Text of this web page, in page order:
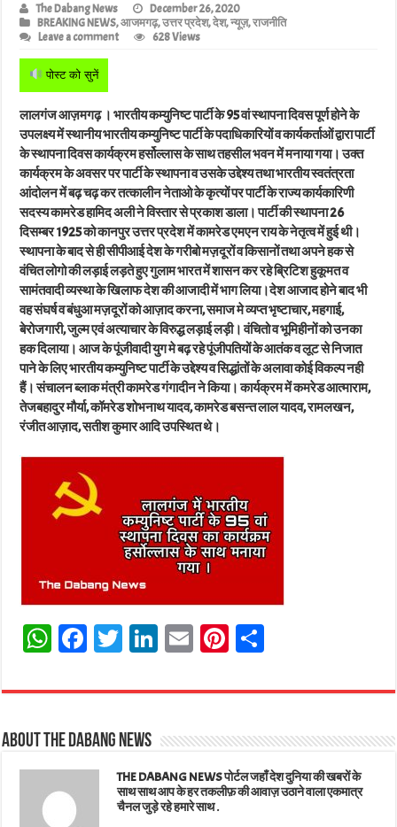
The Dabang News
December 26, 2020
BREAKING NEWS,आजमगढ़,उत्तर प्रदेश,देश,न्यूज़,राजनीति
Leave a comment
628 Views
पोस्ट को सुनें
लालगंज आज़मगढ़ । भारतीय कम्युनिष्ट पार्टी के 95 वां स्थापना दिवस पूर्ण होने के
उपलक्ष्य में स्थानीय भारतीय कम्युनिष्ट पार्टी के पदाधिकारियों व कार्यकर्ताओं द्वारा पार्टी
के स्थापना दिवस कार्यक्रम हर्सोल्लास के साथ तहसील भवन में मनाया गया। उक्त
कार्यक्रम के अवसर पर पार्टी के स्थापना व उसके उद्देश्य तथा भारतीय स्वतंत्रता
आंदोलन में बढ़ चढ़ कर तत्कालीन नेताओ के कृत्यों पर पार्टी के राज्य कार्यकारिणी
सदस्य कामरेड हामिद अली ने विस्तार से प्रकाश डाला। पार्टी की स्थापना 26
दिसम्बर 1925 को कानपुर उत्तर प्रदेश में कामरेड एमएन राय के नेतृत्व में हुई थी।
स्थापना के बाद से ही सीपीआई देश के गरीबो मज़दूरों व किसानों तथा अपने हक से
वंचित लोगो की लड़ाई लड़ते हुए गुलाम भारत में शासन कर रहे ब्रिटिश हुकूमत व
सामंतवादी व्यस्था के खिलाफ देश की आजादी में भाग लिया।देश आजाद होने बाद भी
वह संघर्ष व बंधुआ मज़दूरों को आज़ाद करना, समाज मे व्यप्त भृष्टाचार, महगाई,
बेरोजगारी, जुल्म एवं अत्याचार के विरुद्ध लड़ाई लड़ी। वंचितो व भूमिहीनों को उनका
हक दिलाया। आज के पूंजीवादी युग मे बढ़ रहे पूंजीपतियों के आतंक व लूट से निजात
पाने के लिए भारतीय कम्युनिष्ट पार्टी के उद्देश्य व सिद्धांतों के अलावा कोई विकल्प नही
हैं। संचालन ब्लाक मंत्री कामरेड गंगादीन ने किया। कार्यक्रम में कमरेड आत्माराम,
तेजबहादुर मौर्या, कॉमरेड शोभनाथ यादव, कामरेड बसन्त लाल यादव, रामलखन,
रंजीत आज़ाद, सतीश कुमार आदि उपस्थित थे।
W
ts
A
pp
Fa
bo
ok
T
tt
er
Li
ed
E
ail
Pi
er
t
e
About The Dabang News
THE DABANG NEWS पोर्टल जहाँ देश दुनिया की खबरों के
साथ साथ आप के हर तकलीफ़ की आवाज़ उठाने वाला एकमात्र
चैनल जुड़े रहे हमारे साथ .